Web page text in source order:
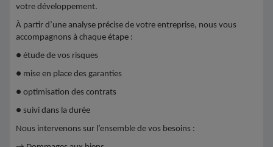
votre développement.
À partir d’une analyse précise de votre entreprise, nous vous
accompagnons à chaque étape :
● étude de vos risques
● mise en place des garanties
● optimisation des contrats
● suivi dans la durée
Nous intervenons sur l’ensemble de vos besoins :